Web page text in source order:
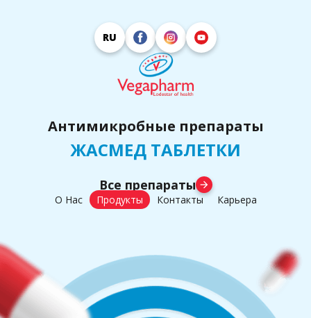
RU
Антимикробные препараты
ЖАСМЕД ТАБЛЕТКИ
Все препараты arrow_forward
О Нас Продукты Контакты Карьера